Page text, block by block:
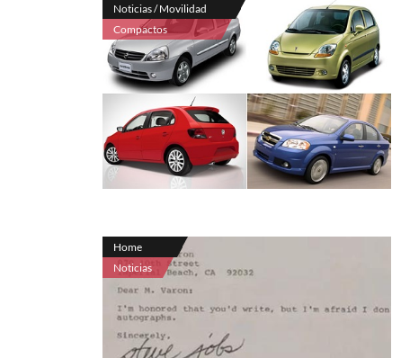
Noticias / Movilidad
Compactos
Home
Noticias